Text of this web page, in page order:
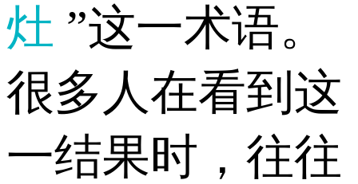
灶 ”这一术语。
很多人在看到这
一结果时，往往